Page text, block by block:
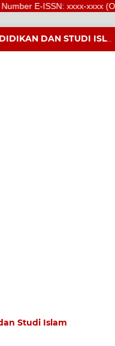
E-ISSN: xxxx-xxxx
MA'RIFATUNA: JURNAL PENDIDIKAN DAN STUDI ISLAM
Studi Islam